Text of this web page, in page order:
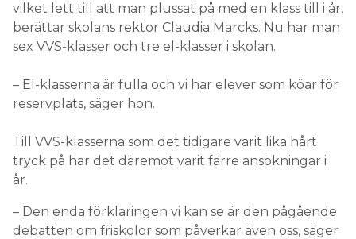
vilket lett till att man plussat på med en klass till i år,
berättar skolans rektor Claudia Marcks. Nu har man
sex VVS-klasser och tre el-klasser i skolan.
– El-klasserna är fulla och vi har elever som köar för
reservplats, säger hon.
Till VVS-klasserna som det tidigare varit lika hårt
tryck på har det däremot varit färre ansökningar i
år.
– Den enda förklaringen vi kan se är den pågående
debatten om friskolor som påverkar även oss, säger